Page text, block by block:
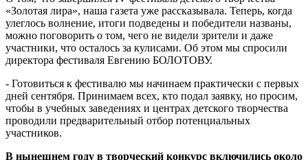
«Золотая лира», наша газета уже рассказывала. Теперь, когда
улеглось волнение, итоги подведены и победители названы,
можно поговорить о том, чего не видели зрители и даже
участники, что осталось за кулисами. Об этом мы спросили
директора фестиваля Евгению БОЛОТОВУ.
- Готовиться к фестивалю мы начинаем практически с первых
дней сентября. Принимаем всех, кто подал заявку, но просим,
чтобы в учебных заведениях и центрах детского творчества
проводили предварительный отбор потенциальных
участников.
В нынешнем году в творческий конкурс включились около